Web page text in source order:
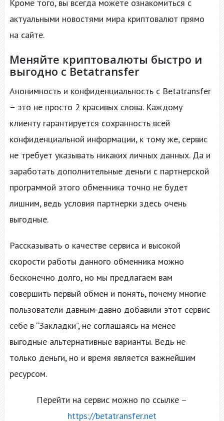
Кроме того, вы всегда можете ознакомиться с
актуальными новостями мира криптовалют прямо
на сайте.
Меняйте криптовалюты быстро и
выгодно с Betatransfer
Анонимность и конфиденциальность с Betatransfer
– это не просто 2 красивых слова. Каждому
клиенту гарантируется сохранность всей
конфиденциальной информации, к тому же, сервис
не требует указывать никаких личных данных. Да и
заработать дополнительные деньги с партнерской
программой этого обменника точно не будет
лишним, ведь условия партнерки здесь очень
выгодные.
Рассказывать о качестве сервиса и высокой
скорости работы данного обменника можно
бесконечно долго, но мы предлагаем вам
совершить первый обмен и понять, почему многие
пользователи давным-давно добавили этот сервис
себе в “Закладки”, не соглашаясь на менее
выгодные альтернативные варианты. Ведь не
только деньги, но и время является важнейшим
ресурсом.
Перейти на сервис можно по ссылке –
https://betatransfer.net